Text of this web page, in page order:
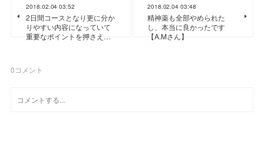
2018.02.04 03:52
2日間コースとなり更に分か
りやすい内容になっていて
重要なポイントを押さえ…
2018.02.04 03:48
精神薬も全部やめられた
し、本当に良かったです
【A.Mさん】
0コメント